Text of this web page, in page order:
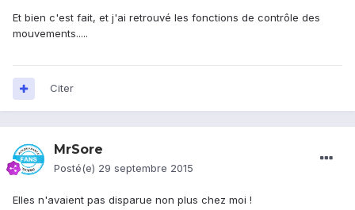
Et bien c'est fait, et j'ai retrouvé les fonctions de contrôle des
mouvements.....
Citer
MrSore
Posté(e) 29 septembre 2015
Elles n'avaient pas disparue non plus chez moi !